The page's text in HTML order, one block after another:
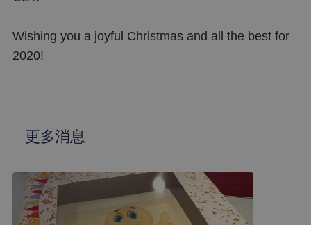
Wishing you a joyful Christmas and all the best for
2020!
更多消息